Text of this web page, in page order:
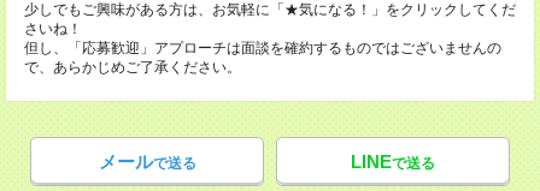
少しでもご興味がある方は、お気軽に「★気になる！」をクリックしてくだ
さいね！
但し、「応募歓迎」アプローチは面談を確約するものではございませんの
で、あらかじめご了承ください。
メールで送る LINEで送る